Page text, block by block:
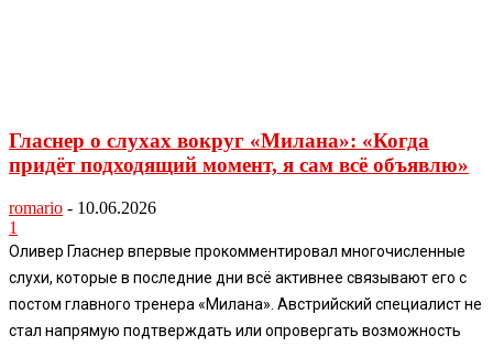
Гласнер о слухах вокруг «Милана»: «Когда
придёт подходящий момент, я сам всё объявлю»
romario - 10.06.2026
1
Оливер Гласнер впервые прокомментировал многочисленные
слухи, которые в последние дни всё активнее связывают его с
постом главного тренера «Милана». Австрийский специалист не
стал напрямую подтверждать или опровергать возможность